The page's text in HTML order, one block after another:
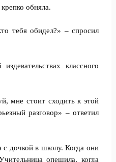
обняла.
тебя обидел?» – спросил
классного
мне стоит сходить к этой
разговор» – ответил
с дочкой в школу. Когда они
опешила, когда